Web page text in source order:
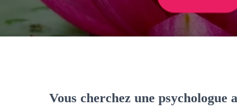
Vous cherchez une psychologue